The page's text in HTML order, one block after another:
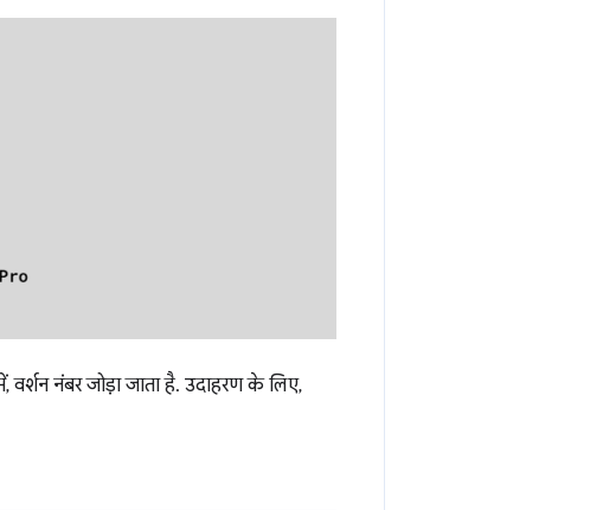
नंबर जोड़ा जाता है. उदाहरण के लिए,